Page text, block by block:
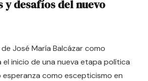
y desafíos del nuevo
José María Balcázar como
inicio de una nueva etapa política
como escepticismo en